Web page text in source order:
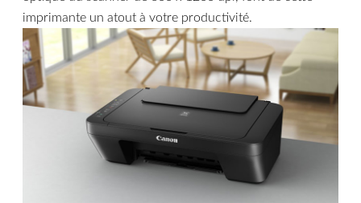
imprimante un atout à votre productivité.